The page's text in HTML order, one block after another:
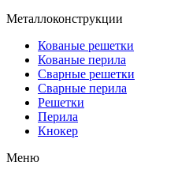
Металлоконструкции
Кованые решетки
Кованые перила
Сварные решетки
Сварные перила
Решетки
Перила
Кнокер
Меню